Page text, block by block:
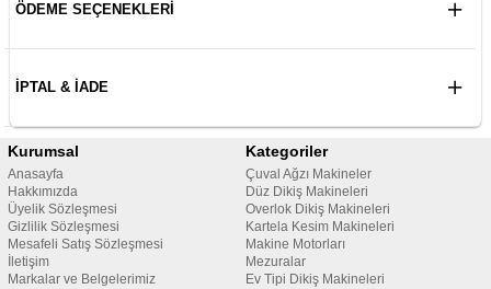
ÖDEME SEÇENEKLERI
İPTAL & İADE
Kurumsal
Anasayfa
Hakkımızda
Üyelik Sözleşmesi
Gizlilik Sözleşmesi
Mesafeli Satış Sözleşmesi
İletişim
Markalar ve Belgelerimiz
Kategoriler
Çuval Ağzı Makineler
Düz Dikiş Makineleri
Overlok Dikiş Makineleri
Kartela Kesim Makineleri
Makine Motorları
Mezuralar
Ev Tipi Dikiş Makineleri